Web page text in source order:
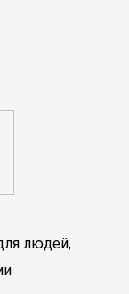
людей,